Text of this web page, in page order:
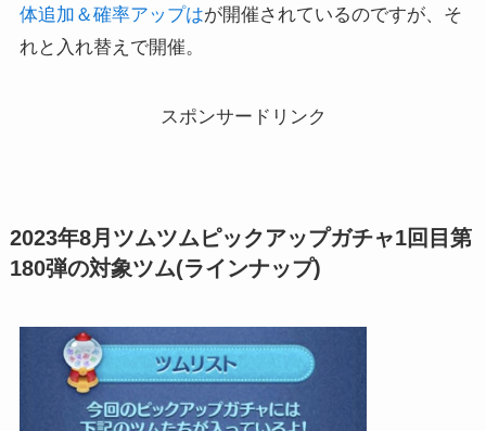
体追加＆確率アップはが開催されているのですが、そ
れと入れ替えで開催。
スポンサードリンク
2023年8月ツムツムピックアップガチャ1回目第
180弾の対象ツム(ラインナップ)